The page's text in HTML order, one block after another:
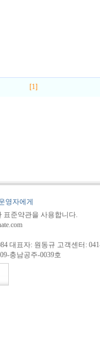
[1]
영자에게
표준약관을 사용합니다.
대표자: 원동규 고객센터:
충남공주-0039호